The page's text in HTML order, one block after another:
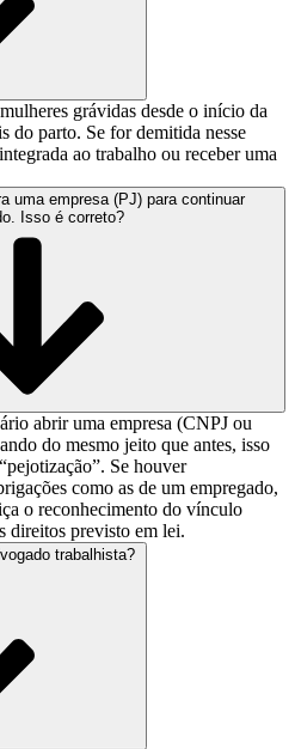
grávidas desde o início da
do parto. Se for demitida nesse
ao trabalho ou receber uma
uma empresa (PJ) para continuar
Isso é correto?
abrir uma empresa (CNPJ ou
do mesmo jeito que antes, isso
Se houver
como as de um empregado,
o reconhecimento do vínculo
direitos previsto em lei.
trabalhista?